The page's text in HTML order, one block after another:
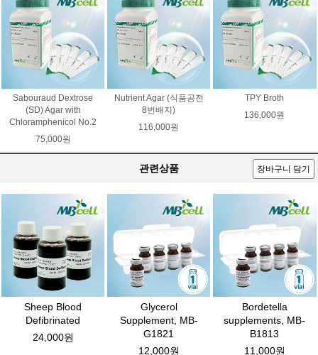
Sabouraud Dextrose
(SD) Agar with
Chloramphenicol No.2
75,000원
Nutrient Agar (식품공전
8번배지)
116,000원
TPY Broth
136,000원
관련상품 장바구니 담기
Sheep Blood
Defibrinated
24,000원
Glycerol
Supplement, MB-
G1821
12,000원
Bordetella
supplements, MB-
B1813
11,000원